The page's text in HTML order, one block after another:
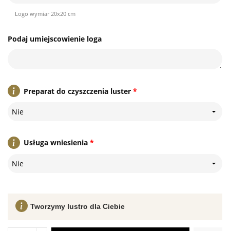
Logo wymiar 20x20 cm
Podaj umiejscowienie loga
*
Preparat do czyszczenia luster
Nie
*
Usługa wniesienia
Nie
Tworzymy lustro dla Ciebie